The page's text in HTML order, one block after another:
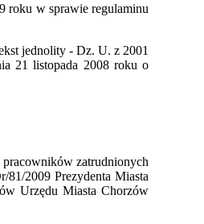
roku w sprawie regulaminu
jednolity - Dz. U. z 2001
21 listopada 2008 roku o
pracowników zatrudnionych
81/2009 Prezydenta Miasta
Urzędu Miasta Chorzów